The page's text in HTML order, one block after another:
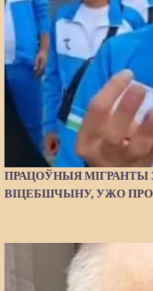
ПРАЦОЎНЫЯ МІГРАНТЫ
ВІЦЕБШЧЫНУ, УЖО